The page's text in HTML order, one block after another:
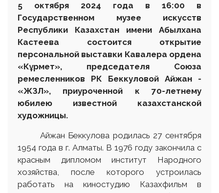
5 октября 2024 года в 16:00 в
Государственном музее искусств
Республики Казахстан имени Абылхана
Кастеева состоится открытие
персональной выставки Кавалера ордена
«Кұрмет», председателя Союза
ремесленников РК Беккуловой Айжан -
«ЖЗЛ», приуроченной к 70-летнему
юбилею известной казахстанской
художницы.
Айжан Беккулова родилась 27 сентября
1954 года в г. Алматы. В 1976 году закончила с
красным дипломом институт Народного
хозяйства, после которого устроилась
работать на киностудию Казахфильм в